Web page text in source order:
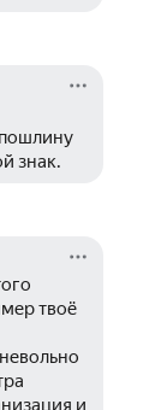
знак.
твоё
и